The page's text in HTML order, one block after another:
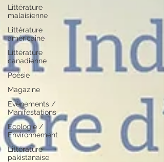
Littérature
malaisienne
Littérature
américaine
Littérature
canadienne
Poésie
Magazine
Evènements /
Manifestations
Ecologie /
Environnement
Littérature
pakistanaise